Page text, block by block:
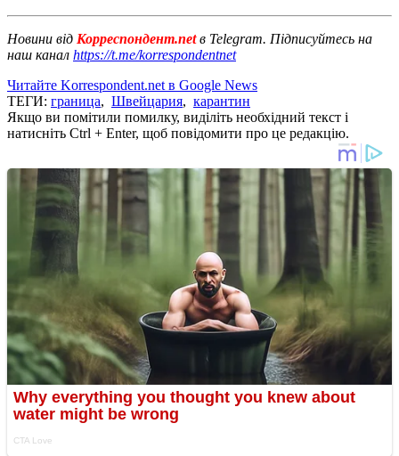
Новини від Корреспондент.netв Telegram. Підписуйтесь на
наш канал https://t.me/korrespondentnet
Читайте Korrespondent.net в Google News
ТЕГИ: граница, Швейцария, карантин
Якщо ви помітили помилку, виділіть необхідний текст і
натисніть Ctrl + Enter, щоб повідомити про це редакцію.